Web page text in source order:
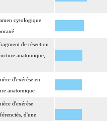
cytologique
de résection
anatomique,
d'exérèse en
anatomique
d'exérèse
d'une